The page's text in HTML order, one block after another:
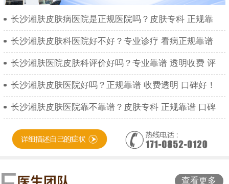
长沙湘肤皮肤病医院是正规医院吗？皮肤专科 正规靠
长沙湘肤皮肤科医院好不好？专业诊疗 看病正规靠谱
长沙湘肤医院皮肤科评价好吗？专业靠谱 透明收费 评
长沙湘肤皮肤医院好吗？正规靠谱 收费透明 口碑好！
长沙湘肤皮肤医院靠不靠谱？皮肤专科 正规靠谱 口碑
查看更多